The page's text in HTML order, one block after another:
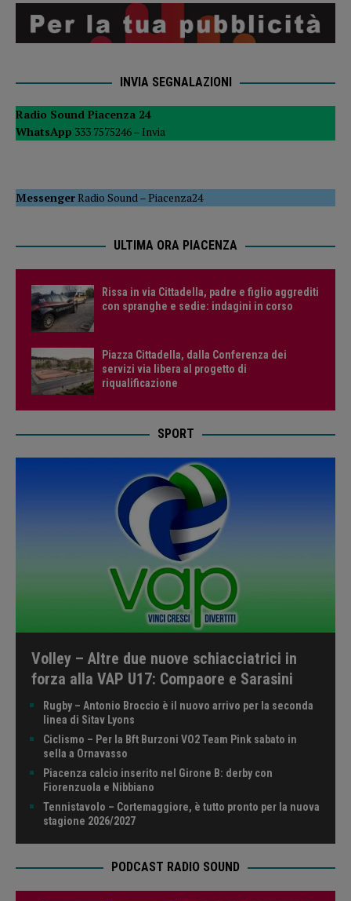
INVIA SEGNALAZIONI
Radio Sound Piacenza 24
WhatsApp 333 7575246 – Invia
MessengerRadio Sound –Piacenza24
ULTIMA ORA PIACENZA
Rissa in via Cittadella, padre e figlio aggrediti
con spranghe e sedie: indagini in corso
Piazza Cittadella, dalla Conferenza dei
servizi via libera al progetto di
riqualificazione
SPORT
Volley – Altre due nuove schiacciatrici in
forza alla VAP U17: Compaore e Sarasini
Rugby – Antonio Broccio è il nuovo arrivo per la seconda
linea di Sitav Lyons
Ciclismo – Per la Bft Burzoni VO2 Team Pink sabato in
sella a Ornavasso
Piacenza calcio inserito nel Girone B: derby con
Fiorenzuola e Nibbiano
Tennistavolo – Cortemaggiore, è tutto pronto per la nuova
stagione 2026/2027
PODCAST RADIO SOUND